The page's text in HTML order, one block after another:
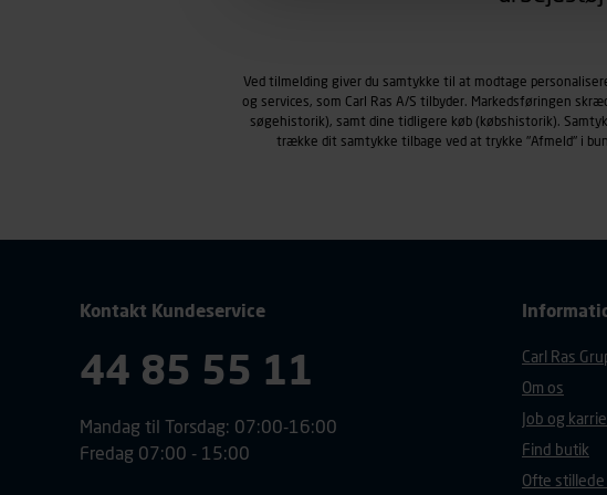
personoplysninger om brugen af vores
klikkes på, sider/indhold der besøges,
smartphone mv.) samt de features, der
Ved tilmelding giver du samtykke til at modtage
og services, som Carl Ras A/S tilbyder. Markedsføringen
søgehistorik), samt dine tidligere køb (købshistorik).
trække dit samtykke tilbage ved at trykke "Afmeld" i
Kontakt Kundeservice
44 85 55 11
Mandag til Torsdag: 07:00-16:00
Fredag 07:00 - 15:00
Carl Ras
Om os
Job og
Find butik
Ofte stillede